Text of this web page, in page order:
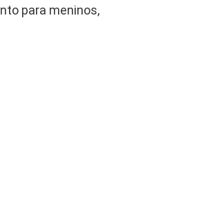
para meninos,